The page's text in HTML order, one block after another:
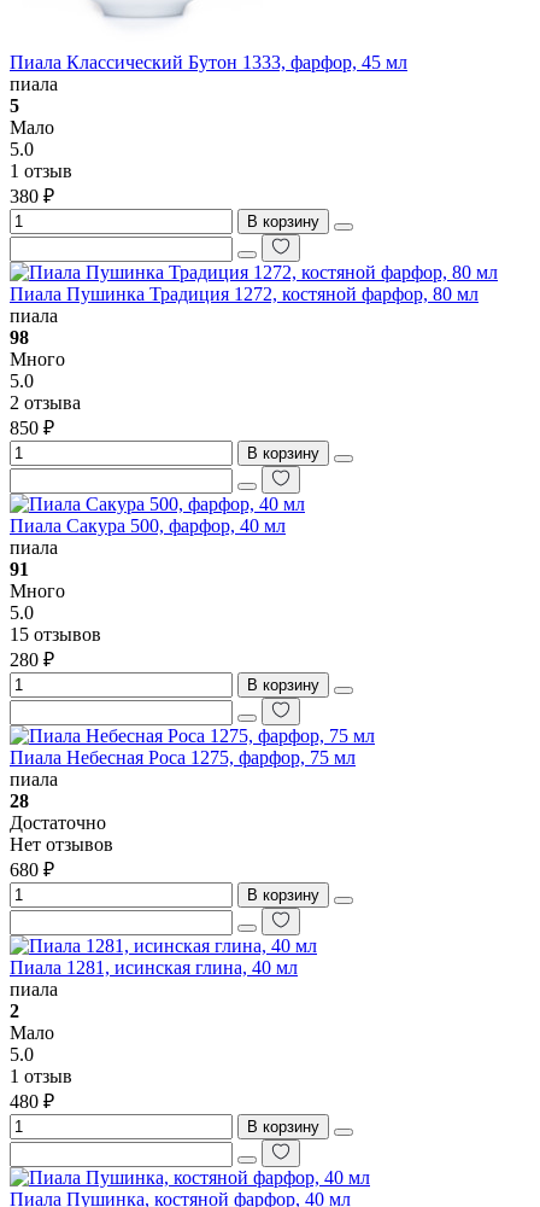
Пиала Классический Бутон 1333, фарфор, 45 мл
пиала
5
Мало
5.0
1 отзыв
380 ₽
В корзину
Пиала Пушинка Традиция 1272, костяной фарфор, 80 мл
пиала
98
Много
5.0
2 отзыва
850 ₽
В корзину
Пиала Сакура 500, фарфор, 40 мл
пиала
91
Много
5.0
15 отзывов
280 ₽
В корзину
Пиала Небесная Роса 1275, фарфор, 75 мл
пиала
28
Достаточно
Нет отзывов
680 ₽
В корзину
Пиала 1281, исинская глина, 40 мл
пиала
2
Мало
5.0
1 отзыв
480 ₽
В корзину
Пиала Пушинка, костяной фарфор, 40 мл